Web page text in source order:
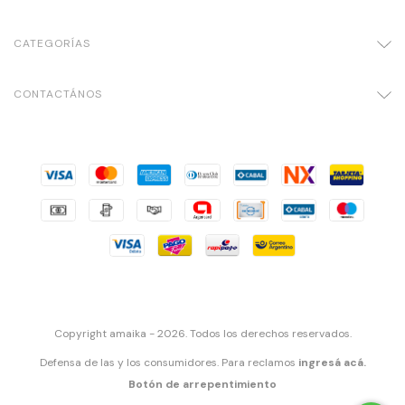
CATEGORÍAS
CONTACTÁNOS
Copyright amaika - 2026. Todos los derechos reservados.
Defensa de las y los consumidores. Para reclamos ingresá acá.
Botón de arrepentimiento